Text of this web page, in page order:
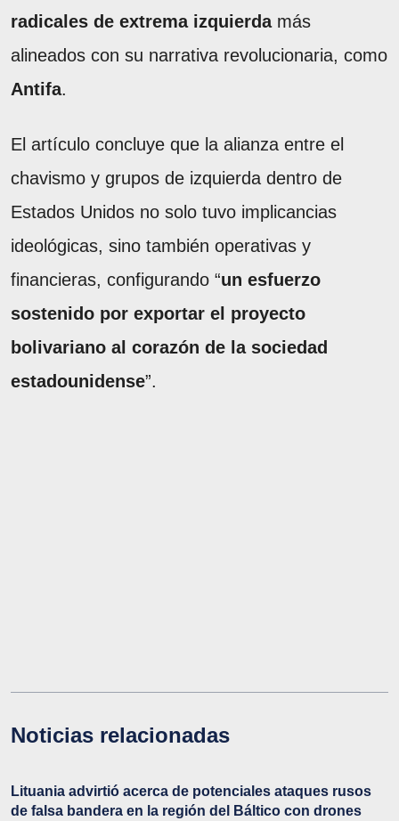
radicales de extrema izquierdamás
alineados con su narrativa revolucionaria, como
Antifa.
El artículo concluye que la alianza entre el
chavismo y grupos de izquierda dentro de
Estados Unidos no solo tuvo implicancias
ideológicas, sino también operativas y
financieras, configurando “un esfuerzo
sostenido por exportar el proyecto
bolivariano al corazón de la sociedad
estadounidense”.
Noticias relacionadas
Lituania advirtió acerca de potenciales ataques rusos
de falsa bandera en la región del Báltico con drones